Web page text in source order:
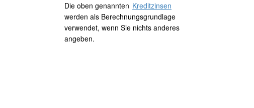
Die oben genannten Kreditzinsen
werden als Berechnungsgrundlage
verwendet, wenn Sie nichts anderes
angeben.